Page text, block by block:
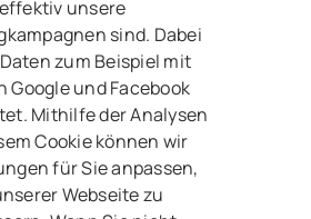
effektiv unsere
sind. Dabei
zum Beispiel mit
Google und Facebook
Mithilfe der Analysen
Cookie können wir
für Sie anpassen,
Webseite zu